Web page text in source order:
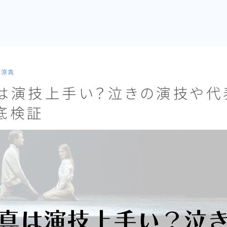
真
演技上手い？泣きの演技や
検証